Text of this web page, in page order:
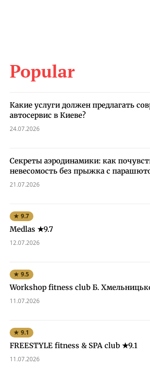
Popular
Какие услуги должен предлагать
автосервис в Киеве?
24.07.2026
Секреты аэродинамики: как
невесомость без прыжка с
21.07.2026
★ 9.7
Medlas ★9.7
12.07.2026
★ 9.5
Workshop fitness club Б.
11.07.2026
★ 9.1
FREESTYLE fitness & SPA club ★9.1
11.07.2026